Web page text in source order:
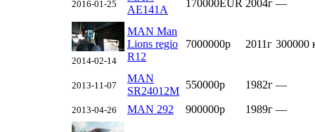
2016-01-25
AE141A
170000EUR 2004г —
2014-02-14
MAN Man
Lions regio
R12
7000000р 2011г 300000
2013-11-07
MAN
SR24012M
550000р 1982г —
2013-04-26 MAN 292 900000р 1989г —